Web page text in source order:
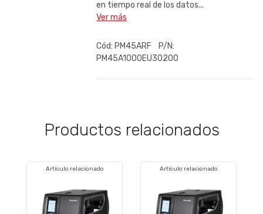
en tiempo real de los datos...
Ver más
Cód: PM45ARF P/N:
PM45A1000EU30200
Productos relacionados
Artículo relacionado Artículo relacionado